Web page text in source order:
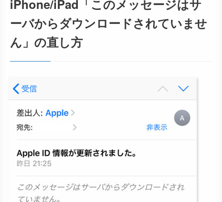
iPhone/iPad「このメッセージはサ
ーバからダウンロードされていませ
ん」の直し方